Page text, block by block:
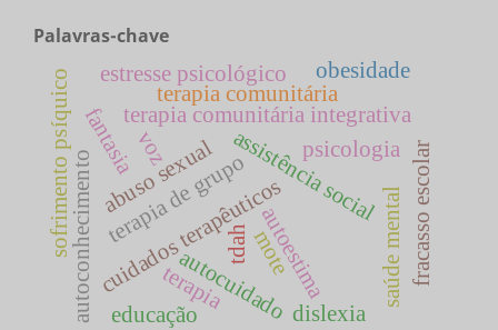
Palavras-chave
assistência social
terapia comunitária integrativa
autoestima
cuidados terapêuticos
autoconhecimento mote
terapia de grupo
terapia comunitária
autocuidado
estresse psicológico
terapia saúde mental
abuso sexual psicologia
sofrimento psíquicofantasiavoz fracasso escolar
educação
obesidade
dislexia
tdah